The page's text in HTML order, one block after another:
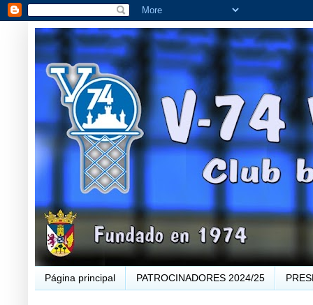
Página principal PATROCINADORES 2024/25